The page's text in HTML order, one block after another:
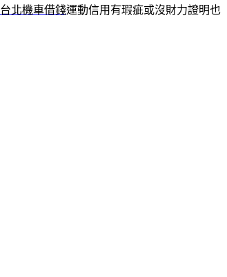
台北機車借錢運動信用有瑕疵或沒財力證明也